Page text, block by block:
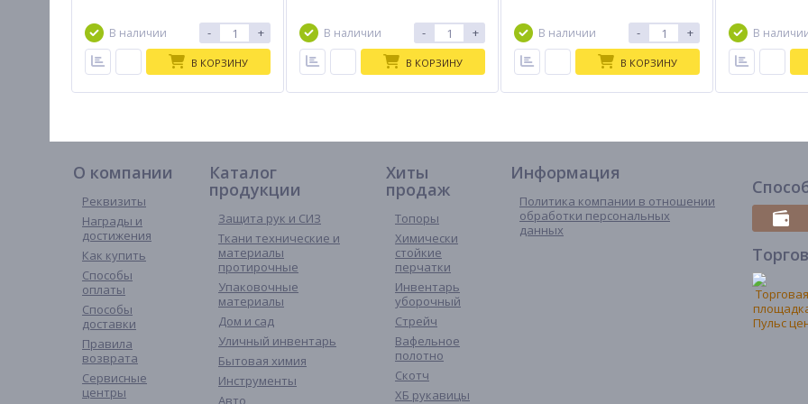
В наличии - +
В КОРЗИНУ
В наличии - +
В КОРЗИНУ
В наличии - +
В КОРЗИНУ
В
О компании
Реквизиты
Награды и
достижения
Как купить
Способы
оплаты
Способы
доставки
Правила
возврата
Сервисные
центры
Каталог
продукции
Защита рук и СИЗ
Ткани технические и
материалы
протирочные
Упаковочные
материалы
Дом и сад
Уличный инвентарь
Бытовая химия
Инструменты
Авто
Хиты
продаж
Топоры
Химически
стойкие
перчатки
Инвентарь
уборочный
Стрейч
Вафельное
полотно
Скотч
ХБ рукавицы
Информация
Политика компании в отношении
обработки персональных
данных